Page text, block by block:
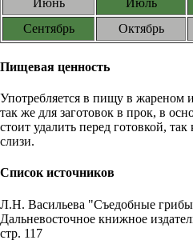
Сентябрь
Октябрь
Пищевая ценность
Употребляется в пищу в жареном
так же для заготовок в прок, в
стоит удалить перед готовкой,
слизи.
Список источников
Л.Н. Васильева "Съедобные
Дальневосточное книжное
стр. 117